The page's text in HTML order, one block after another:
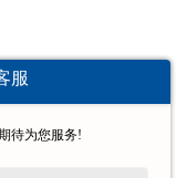
定运行的关
市豫新起重机械
服
待为您服务!